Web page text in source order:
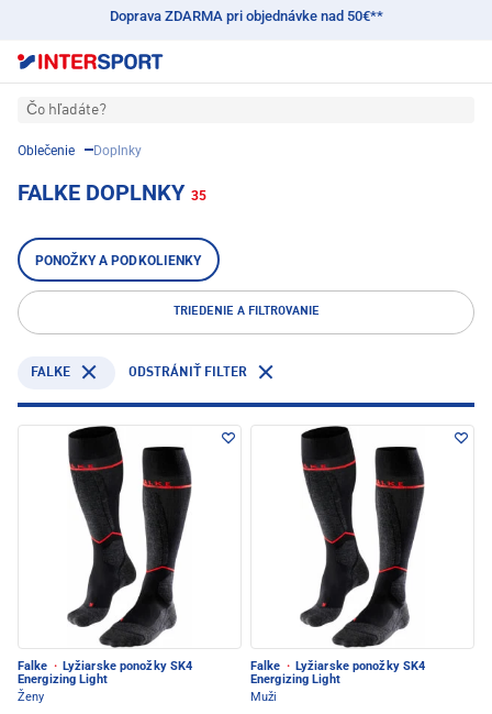
Doprava ZDARMA pri objednávke nad 50€**
Čo hľadáte?
Oblečenie Doplnky
FALKE DOPLNKY 35
PONOŽKY A PODKOLIENKY
TRIEDENIE A FILTROVANIE
FALKE ODSTRÁNIŤ FILTER
Falke · Lyžiarske ponožky SK4
Energizing Light
Ženy
Falke · Lyžiarske ponožky SK4
Energizing Light
Muži